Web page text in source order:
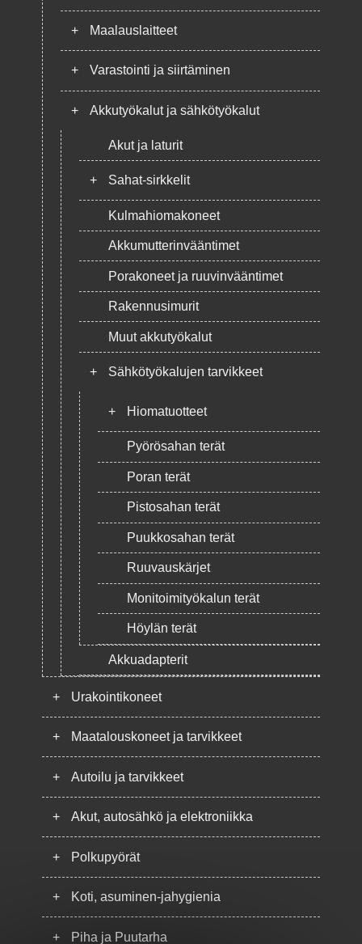
+ Maalauslaitteet
+ Varastointi ja siirtäminen
+ Akkutyökalut ja sähkötyökalut
Akut ja laturit
+ Sahat-sirkkelit
Kulmahiomakoneet
Akkumutterinvääntimet
Porakoneet ja ruuvinvääntimet
Rakennusimurit
Muut akkutyökalut
+ Sähkötyökalujen tarvikkeet
+ Hiomatuotteet
Pyörösahan terät
Poran terät
Pistosahan terät
Puukkosahan terät
Ruuvauskärjet
Monitoimityökalun terät
Höylän terät
Akkuadapterit
+ Urakointikoneet
+ Maatalouskoneet ja tarvikkeet
+ Autoilu ja tarvikkeet
+ Akut, autosähkö ja elektroniikka
+ Polkupyörät
+ Koti, asuminen-jahygienia
+ Piha ja Puutarha